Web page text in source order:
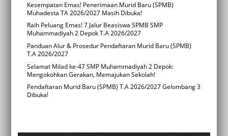
Kesempatan Emas! Penerimaan Murid Baru (SPMB)
Muhadesta TA 2026/2027 Masih Dibuka!
Raih Peluang Emas! 7 Jalur Beasiswa SPMB SMP
Muhammadiyah 2 Depok T.A 2026/2027
Panduan Alur & Prosedur Pendaftaran Murid Baru (SPMB)
T.A 2026/2027
Selamat Milad ke-47 SMP Muhammadiyah 2 Depok:
Mengokohkan Gerakan, Memajukan Sekolah!
Pendaftaran Murid Baru (SPMB) T.A 2026/2027 Gelombang 3
Dibuka!